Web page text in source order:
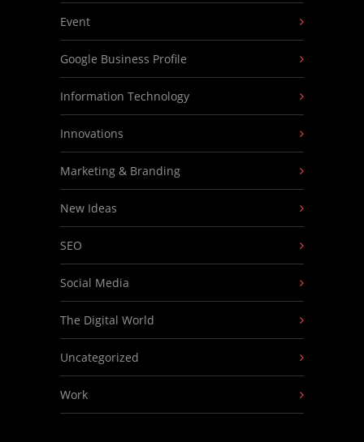
Event
Google Business Profile
Information Technology
Innovations
Marketing & Branding
New Ideas
SEO
Social Media
The Digital World
Uncategorized
Work